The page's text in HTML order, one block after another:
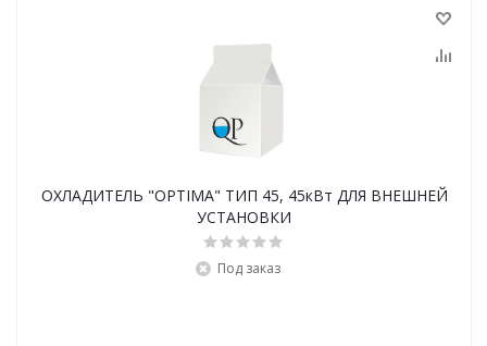
ОХЛАДИТЕЛЬ "OPTIMA" ТИП 45, 45кВт ДЛЯ ВНЕШНЕЙ
УСТАНОВКИ
Под заказ